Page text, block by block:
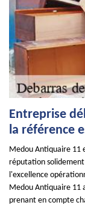
Entreprise
la référence
Medou Antiquaire 11
réputation
l'excellence
Medou Antiquaire 11
prenant en compte